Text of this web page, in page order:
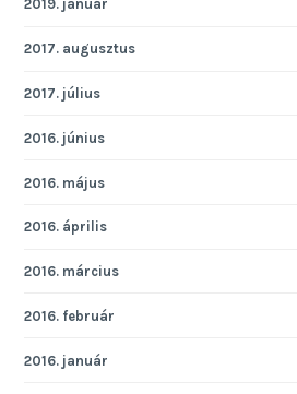
2019. január
2017. augusztus
2017. július
2016. június
2016. május
2016. április
2016. március
2016. február
2016. január